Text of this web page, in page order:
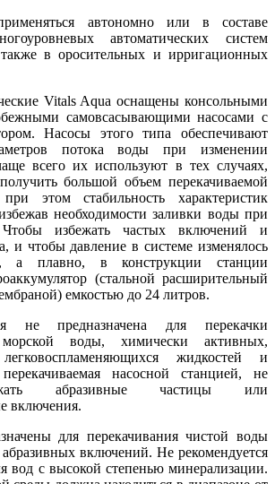
автономно или в составе
автоматических систем
в оросительных и ирригационных
Vitals Aqua оснащены консольными
самовсасывающими насосами с
Насосы этого типа обеспечивают
потока воды при изменении
всего их используют в тех случаях,
большой объем перекачиваемой
этом стабильность характеристик
необходимости заливки воды при
избежать частых включений и
и чтобы давление в системе изменялось
а плавно, в конструкции станции
(стальной расширительный
емкостью до 24 литров.
не предназначена для перекачки
воды, химически активных,
жидкостей и
насосной станцией, не
абразивные частицы или
включения.
для перекачивания чистой воды
включений. Не рекомендуется
вод с высокой степенью минерализации.